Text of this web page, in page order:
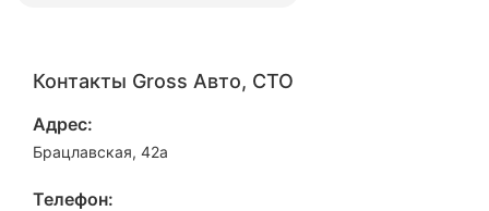
Контакты Gross Авто, СТО
Адрес:
Брацлавская, 42а
Телефон: